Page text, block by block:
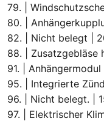
79. |
80. |
82. | Nicht belegt |
88. | Zusatzgebläse
91. |
95. | Integrierte
96. | Nicht belegt. |
97. | Elektrischer